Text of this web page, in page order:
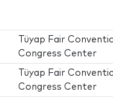
Tüyap Fair
Congress Center
Tüyap Fair
Congress Center